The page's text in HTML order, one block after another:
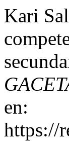
Kari
en:
https://